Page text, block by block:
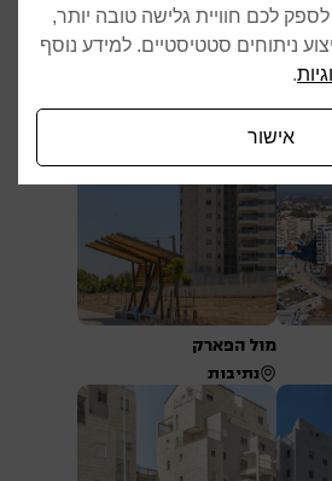
פתח תקווה
מול הפארק
נתיבות
לכם חוויית גלישה טובה יותר,
ניתוחים סטטיסטיים. למידע נוסף
.
אישור